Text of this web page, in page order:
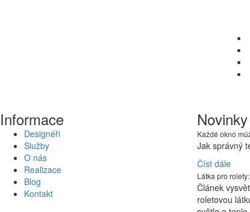
Informace
Designéři
Služby
O nás
Realizace
Blog
Kontakt
Každé okno
Jak správný
Číst dále
Látka pro
Článek
roletovou